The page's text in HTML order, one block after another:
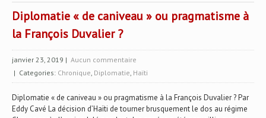
Diplomatie « de caniveau » ou pragmatisme à
la François Duvalier ?
janvier 23, 2019 | Aucun commentaire
| Categories: Chronique, Diplomatie, Haïti
Diplomatie « de caniveau » ou pragmatisme à la François Duvalier ? Par
Eddy Cavé La décision d’Haïti de tourner brusquement le dos au régime